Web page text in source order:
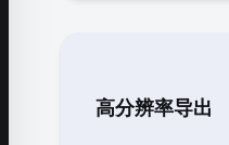
高分辨率导出